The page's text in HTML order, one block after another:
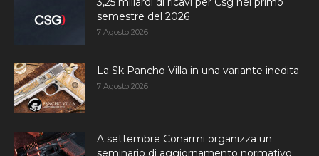
semestre del 2026
7 Agosto 2026
La Sk Pancho Villa in una variante inedita
7 Agosto 2026
A settembre Conarmi organizza un
seminario di aggiornamento normativo